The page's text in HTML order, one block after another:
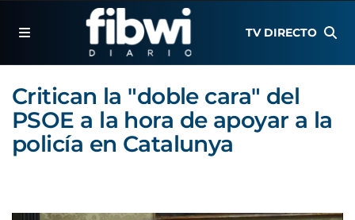
TV DIRECTO
Critican la "doble cara" del
PSOE a la hora de apoyar a la
policía en Catalunya